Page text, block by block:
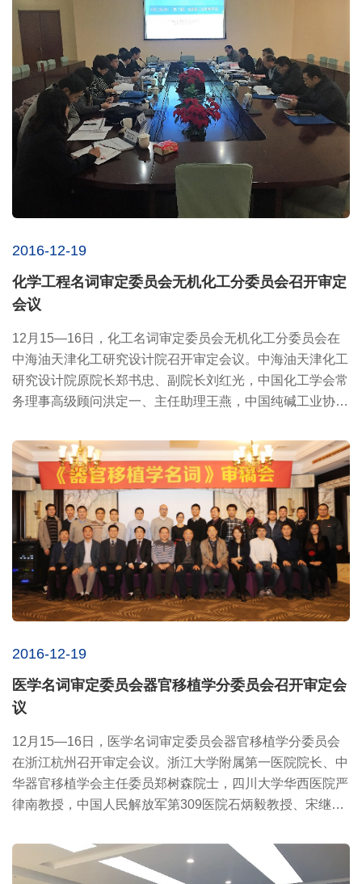
2016-12-19
化学工程名词审定委员会无机化工分委员会召开审定
会议
12月15—16日，化工名词审定委员会无机化工分委员会在
中海油天津化工研究设计院召开审定会议。中海油天津化工
研究设计院原院长郑书忠、副院长刘红光，中国化工学会常
务理事高级顾问洪定一、主任助理王燕，中国纯碱工业协会
2016-12-19
医学名词审定委员会器官移植学分委员会召开审定会
议
12月15—16日，医学名词审定委员会器官移植学分委员会
在浙江杭州召开审定会议。浙江大学附属第一医院院长、中
华器官移植学会主任委员郑树森院士，四川大学华西医院严
律南教授，中国人民解放军第309医院石炳毅教授、宋继勇